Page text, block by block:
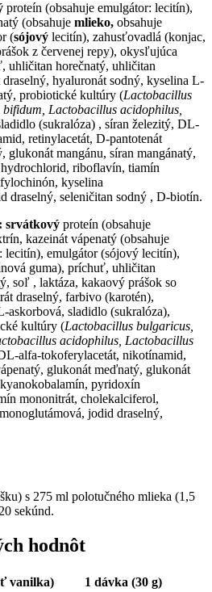
proteín (obsahuje emulgátor: lecitín),
(obsahuje mlieko, obsahuje
(sójový lecitín), zahusťovadlá (konjac,
z červenej repy), okysľujúca
uhličitan horečnatý, uhličitan
hyaluronát sodný, kyselina L-
probiotické kultúry (Lactobacillus
Lactobacillus acidophilus,
(sukralóza) , síran železitý, DL-
retinylacetát, D-pantotenát
glukonát mangánu, síran mangánatý,
riboflavín, tiamín
kyselina
draselný, seleničitan sodný , D-biotín.
srvátkový proteín (obsahuje
kazeinát vápenatý (obsahuje
lecitín), emulgátor (sójový lecitín),
guma), príchuť, uhličitan
soľ , laktáza, kakaový prášok so
draselný, farbivo (karotén),
askorbová, sladidlo (sukralóza),
kultúry (Lactobacillus bulgaricus,
acidophilus, Lactobacillus
alfa-tokoferylacetát, nikotínamid,
glukonát meďnatý, glukonát
pyridoxín
mononitrát, cholekalciferol,
jodid draselný,
s 275 ml polotučného mlieka (1,5
sekúnd.
hodnôt
vanilka)
1 dávka (30 g)